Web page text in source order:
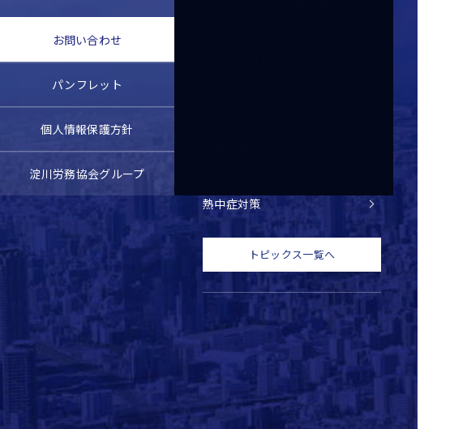
お問い合わせ
パンフレット
個人情報保護方針
淀川労務協会グループ
熱中症対策
トピックス一覧へ